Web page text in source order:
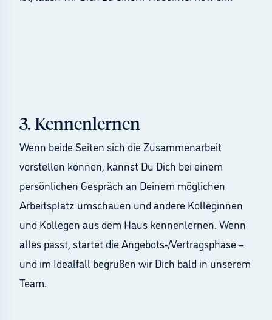
3. Kennenlernen
Wenn beide Seiten sich die Zusammenarbeit
vorstellen können, kannst Du Dich bei einem
persönlichen Gespräch an Deinem möglichen
Arbeitsplatz umschauen und andere Kolleginnen
und Kollegen aus dem Haus kennenlernen. Wenn
alles passt, startet die Angebots-/Vertragsphase –
und im Idealfall begrüßen wir Dich bald in unserem
Team.